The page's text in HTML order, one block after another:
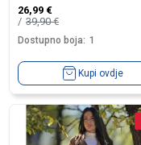
26,99 €
39,90€
Dostupno boja: 1
Kupi ovdje